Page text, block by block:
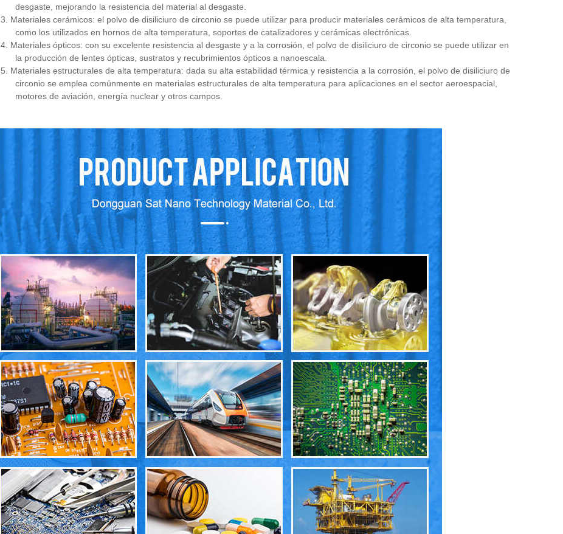
desgaste, mejorando la resistencia del material al desgaste.
3. Materiales cerámicos: el polvo de disiliciuro de circonio se puede utilizar para producir materiales cerámicos de alta temperatura,
como los utilizados en hornos de alta temperatura, soportes de catalizadores y cerámicas electrónicas.
4. Materiales ópticos: con su excelente resistencia al desgaste y a la corrosión, el polvo de disiliciuro de circonio se puede utilizar en
la producción de lentes ópticas, sustratos y recubrimientos ópticos a nanoescala.
5. Materiales estructurales de alta temperatura: dada su alta estabilidad térmica y resistencia a la corrosión, el polvo de disiliciuro de
circonio se emplea comúnmente en materiales estructurales de alta temperatura para aplicaciones en el sector aeroespacial,
motores de aviación, energía nuclear y otros campos.